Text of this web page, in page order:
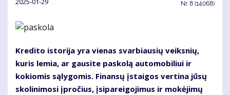
Nr. 8 (14068)
Kredito istorija yra vienas svarbiausių veiksnių,
kuris lemia, ar gausite paskolą automobiliui ir
kokiomis sąlygomis. Finansų įstaigos vertina jūsų
skolinimosi įpročius, įsipareigojimus ir mokėjimų